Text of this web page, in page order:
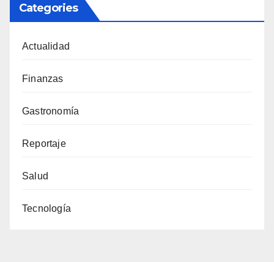
Categories
Actualidad
Finanzas
Gastronomía
Reportaje
Salud
Tecnología